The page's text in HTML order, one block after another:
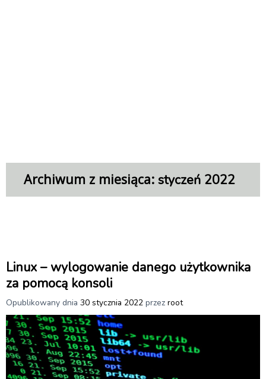
Archiwum z miesiąca: styczeń 2022
Linux – wylogowanie danego użytkownika
za pomocą konsoli
Opublikowany dnia 30 stycznia 2022 przez root